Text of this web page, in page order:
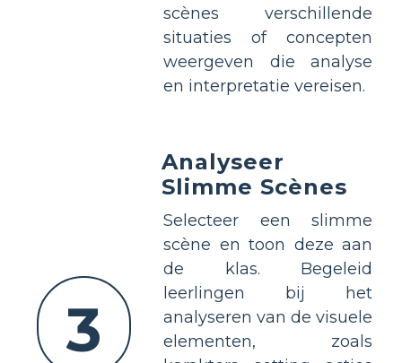
scènes verschillende
situaties of concepten
weergeven die analyse
en interpretatie vereisen.
3
Analyseer
Slimme Scènes
Selecteer een slimme
scène en toon deze aan
de klas. Begeleid
leerlingen bij het
analyseren van de visuele
elementen, zoals